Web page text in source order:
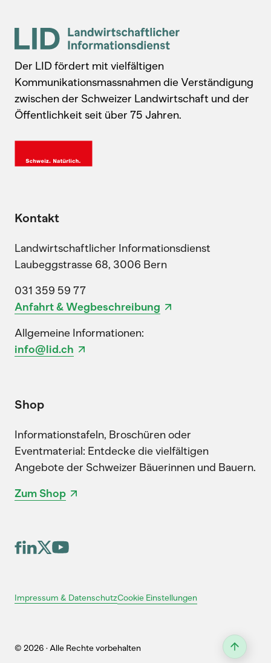
Der LID fördert mit vielfältigen
Kommunikationsmassnahmen die Verständigung
zwischen der Schweizer Landwirtschaft und der
Öffentlichkeit seit über 75 Jahren.
Kontakt
Landwirtschaftlicher Informationsdienst
Laubeggstrasse 68, 3006 Bern
031 359 59 77
Anfahrt & Wegbeschreibung
Allgemeine Informationen:
info@lid.ch
Shop
Informationstafeln, Broschüren oder
Eventmaterial: Entdecke die vielfältigen
Angebote der Schweizer Bäuerinnen und Bauern.
Zum Shop
Impressum & DatenschutzCookie Einstellungen
© 2026 · Alle Rechte vorbehalten